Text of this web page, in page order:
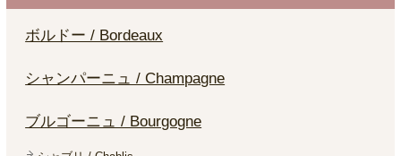
ボルドー / Bordeaux
シャンパーニュ / Champagne
ブルゴーニュ / Bourgogne